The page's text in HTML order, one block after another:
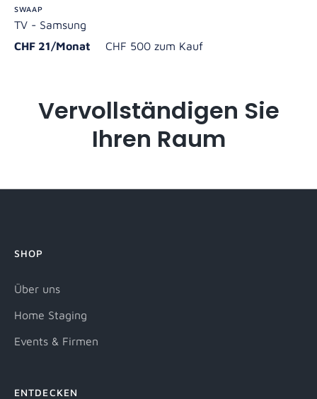
SWAAP
TV - Samsung
CHF 21/Monat
CHF 500 zum Kauf
Vervollständigen Sie
Ihren Raum
SHOP
Über uns
Home Staging
Events & Firmen
ENTDECKEN